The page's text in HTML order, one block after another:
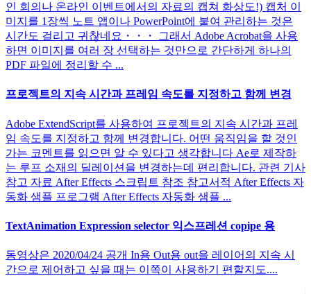
인 회의나 온라인 이벤트에서의 자료의 캡쳐 화상도!) 캡처 이
미지를 1장씩 노트 앱이나 PowerPoint에 붙여 관리하는 것은
시간도 걸리고 귀찮네요・・・ 그래서 Adobe Acrobat을 사용
하면 이미지를 여러 장 선택하는 것만으로 간단하게 하나의
PDF 파일에 정리할 수 ...
프로젝트의 지속 시간과 프레임 속도를 지정하고 함께 변경
Adobe ExtendScript를 사용하여 프로젝트의 지속 시간과 프레
임 속도를 지정하고 함께 변경합니다. 어떤 움직임을 할 것인
가는 코멘트를 읽으면 알 수 있다고 생각합니다 Ae로 제작하
는 루프 소재의 딜레이션을 변경하는데 편리합니다. 관련 기사
참고 자료 After Effects 스크립트 참조 참고서적 After Effects 자
동화 샘플 프로그램 After Effects 자동화 샘플 ...
TextAnimation Expression selector 익스프레션 copipe 용
동영상은 2020/04/24 공개 In용 Out용 out을 레이어의 지속 시
간으로 제어하고 싶을 때는 이쪽이 사용하기 편할지도....